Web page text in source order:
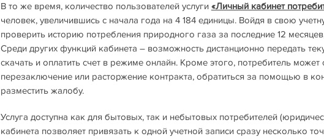
В то же время, количество пользователей услуги «Личный кабинет
человек, увеличившись с начала года на 4 184 единицы. Войдя в свою
проверить историю потребления природного газа за последние 12
Среди других функций кабинета – возможность дистанционно передать
скачать и оплатить счет в режиме онлайн. Кроме этого, потребитель может
перезаключение или расторжение контракта, обратиться за помощью в
разместить жалобу.
Услуга доступна как для бытовых, так и небытовых потребителей
кабинета позволяет привязать к одной учетной записи сразу несколько